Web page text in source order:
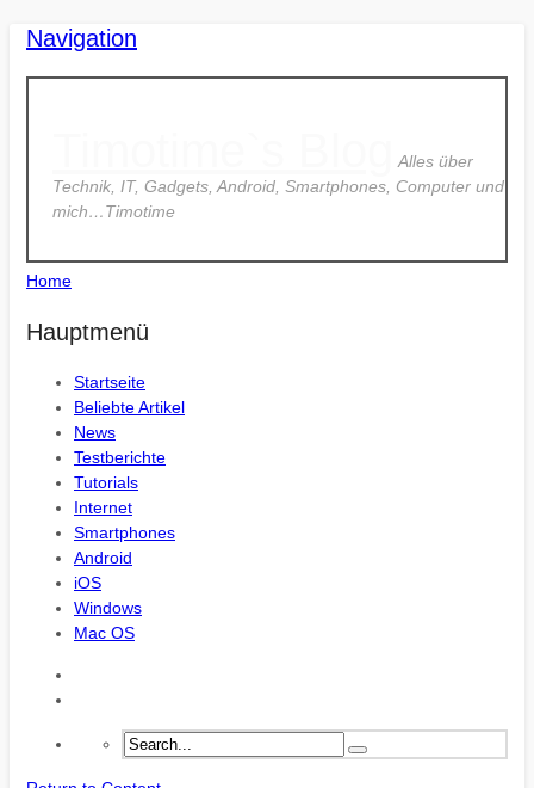
Navigation
Alles über
Technik, IT, Gadgets, Android, Smartphones, Computer und
mich…Timotime
Home
Hauptmenü
Startseite
Beliebte Artikel
News
Testberichte
Tutorials
Internet
Smartphones
Android
iOS
Windows
Mac OS